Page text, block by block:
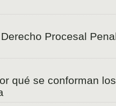
Procesal
qué se conforman